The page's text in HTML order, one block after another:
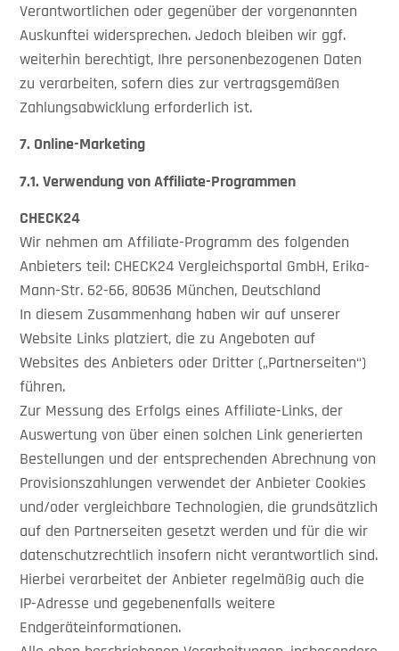
Verantwortlichen oder gegenüber der vorgenannten
Auskunftei widersprechen. Jedoch bleiben wir ggf.
weiterhin berechtigt, Ihre personenbezogenen Daten
zu verarbeiten, sofern dies zur vertragsgemäßen
Zahlungsabwicklung erforderlich ist.
7. Online-Marketing
7.1.Verwendung von Affiliate-Programmen
CHECK24
Wir nehmen am Affiliate-Programm des folgenden
Anbieters teil: CHECK24 Vergleichsportal GmbH, Erika-
Mann-Str. 62-66, 80636 München, Deutschland
In diesem Zusammenhang haben wir auf unserer
Website Links platziert, die zu Angeboten auf
Websites des Anbieters oder Dritter („Partnerseiten“)
führen.
Zur Messung des Erfolgs eines Affiliate-Links, der
Auswertung von über einen solchen Link generierten
Bestellungen und der entsprechenden Abrechnung von
Provisionszahlungen verwendet der Anbieter Cookies
und/oder vergleichbare Technologien, die grundsätzlich
auf den Partnerseiten gesetzt werden und für die wir
datenschutzrechtlich insofern nicht verantwortlich sind.
Hierbei verarbeitet der Anbieter regelmäßig auch die
IP-Adresse und gegebenenfalls weitere
Endgeräteinformationen.